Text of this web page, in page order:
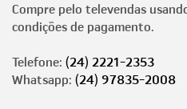
Compre pelo televendas
condições de pagamento.
Telefone: (24) 2221-2353
Whatsapp: (24) 97835-2008